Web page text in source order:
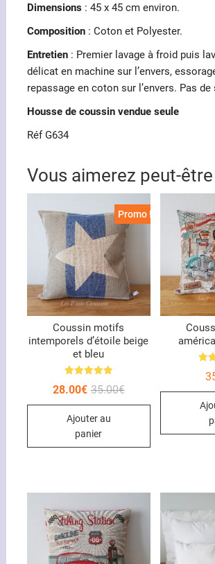
Dimensions: 45 x 45 cm environ.
Composition: Coton et Polyester.
Entretien: Premier lavage à froid puis
délicat en machine sur l’envers,
repassage en coton sur l’envers. Pas de
Housse de coussin vendue seule
Réf G634
Vous aimerez peut-
Promo !
Coussin motifs
intemporels d’étoile beige
et bleu
5.0035.00€Le
initial
28.00€
Le
actuel
Ajouter au
panier